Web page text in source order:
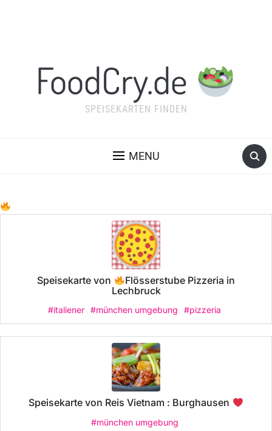
FoodCry.de
SPEISEKARTEN FINDEN
MENU
Speisekarte von
Flösserstube Pizzeria in
Lechbruck
#italiener #münchen umgebung #pizzeria
Speisekarte von Reis Vietnam : Burghausen
#münchen umgebung